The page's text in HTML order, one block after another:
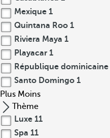
Mexique 1
Quintana Roo 1
Riviera Maya 1
Playacar 1
République dominicaine
Santo Domingo 1
Plus Moins
Thème
Luxe 11
Spa 11